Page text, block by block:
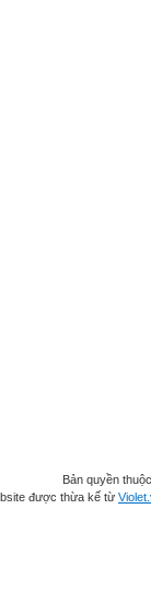
Bản quyền
được thừa kế từ